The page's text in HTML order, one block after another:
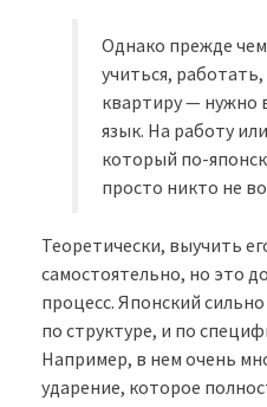
Однако прежде
учиться,
квартиру — нужно
язык. На работу
который по-
просто никто не
Теоретически, выучить
самостоятельно, но это
процесс. Японский
по структуре, и по
Например, в нем очень
ударение, которое